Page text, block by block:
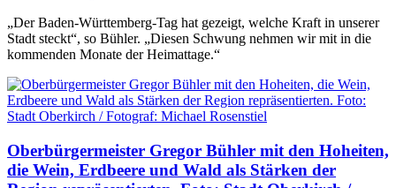
„Der Baden-Württemberg-Tag hat gezeigt, welche Kraft in unserer
Stadt steckt“, so Bühler. „Diesen Schwung nehmen wir mit in die
kommenden Monate der Heimattage.“
Oberbürgermeister Gregor Bühler mit den Hoheiten,
die Wein, Erdbeere und Wald als Stärken der